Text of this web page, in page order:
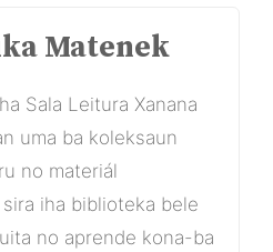
Matenek
Sala Leitura Xanana
uma ba koleksaun
no materiál
iha biblioteka bele
no aprende kona-ba